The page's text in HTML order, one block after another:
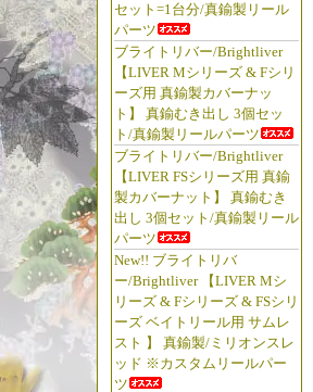
セット=1台分/真鍮製リール
パーツ
ブライトリバー/Brightliver
【LIVER Mシリーズ & Fシリ
ーズ用 真鍮製カバーナッ
ト】 真鍮むき出し 3個セッ
ト/真鍮製リールパーツ
ブライトリバー/Brightliver
【LIVER FSシリーズ用 真鍮
製カバーナット】 真鍮むき
出し 3個セット/真鍮製リール
パーツ
New!! ブライトリバ
ー/Brightliver 【LIVER Mシ
リーズ & Fシリーズ & FSシリ
ーズ ベイトリール用 サムレ
スト 】 真鍮製/ミリオンスレ
ッド ※カスタムリールパー
ツ